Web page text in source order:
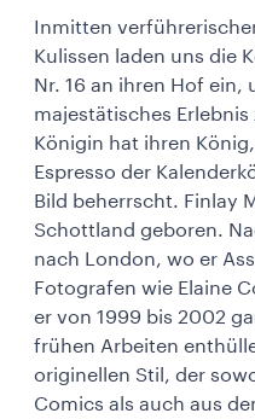
Inmitten
Kulissen laden uns die
Nr. 16 an ihren Hof ein,
majestätisches
Königin hat ihren
Espresso der
Bild beherrscht. Finlay
Schottland geboren.
nach London, wo er
Fotografen wie Elaine
er von 1999 bis 2002
frühen Arbeiten
originellen Stil, der
Comics als auch aus